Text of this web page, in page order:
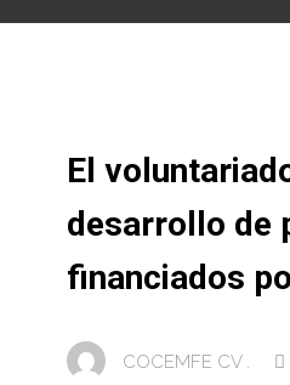
El
desarrollo de
financiados
COCEMFE CV .